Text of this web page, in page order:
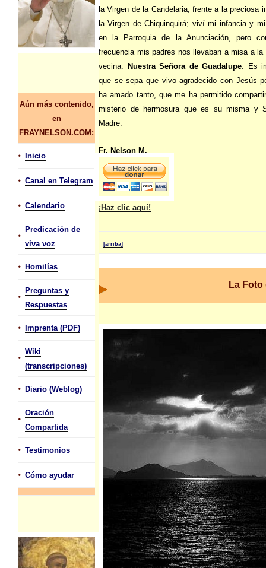
Aún más contenido,
en
FRAYNELSON.COM:
• Inicio
• Canal en Telegram
• Calendario
•
Predicación de
viva voz
• Homilías
•
Preguntas y
Respuestas
• Imprenta (PDF)
•
Wiki
(transcripciones)
• Diario (Weblog)
•
Oración
Compartida
• Testimonios
• Cómo ayudar
la Virgen de la Candelaria, frente a la preciosa
la Virgen de Chiquinquirá; viví mi infancia y
en la Parroquia de la Anunciación, pero
frecuencia mis padres nos llevaban a misa a la
vecina:
Nuestra Señora de Guadalupe . Es
que se sepa que vivo agradecido con Jesús
ha amado tanto, que me ha permitido
misterio de hermosura que es su misma y
Madre.
Fr. Nelson M.
¡Haz clic aquí!
[arriba]
La Foto